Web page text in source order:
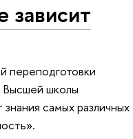
зависит
переподготовки
Высшей школы
самых различных